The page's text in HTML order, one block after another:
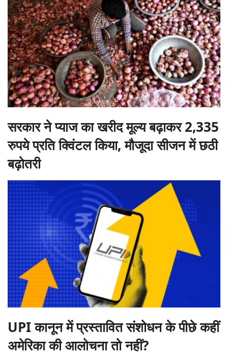
सरकार ने प्याज का खरीद मूल्य बढ़ाकर 2,335
रुपये प्रति क्विंटल किया, मौजूदा सीजन में छठी
बढ़ोतरी
UPI कानून में प्रस्तावित संशोधन के पीछे कहीं
अमेरिका की आलोचना तो नहीं?